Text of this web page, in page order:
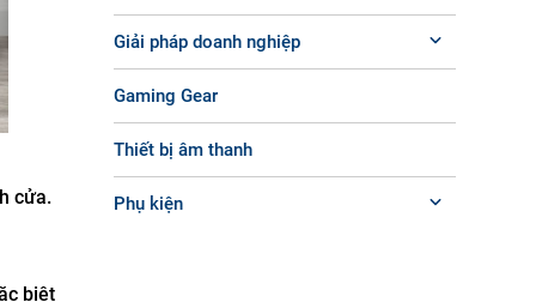
cửa.
biệt
Giải pháp doanh nghiệp
Gaming Gear
Thiết bị âm thanh
Phụ kiện